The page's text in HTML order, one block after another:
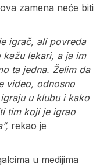
zamena neće biti
igrač, ali povreda
lekari, a ja im
ta jedna. Želim da
video, odnosno
u klubu i kako
tim koji je igrao
rekao je
u medijima